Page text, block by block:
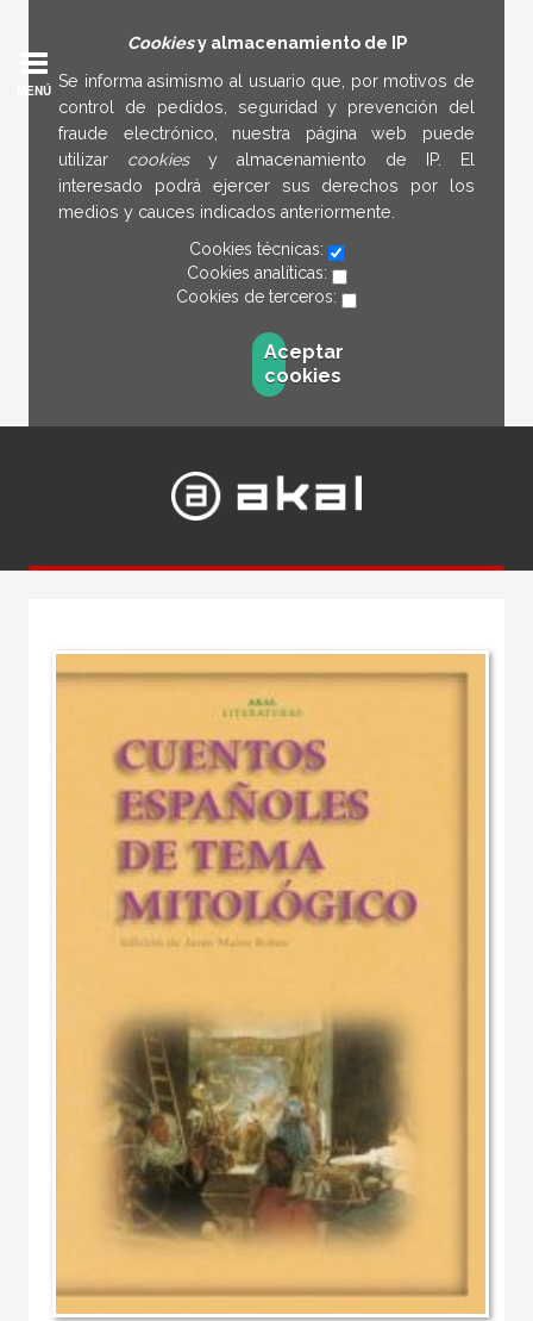
Cookiesy almacenamiento de IP
Se informa asimismo al usuario que, por motivos de
control de pedidos, seguridad y prevención del
fraude electrónico, nuestra página web puede
utilizar cookies y almacenamiento de IP. El
interesado podrá ejercer sus derechos por los
medios y cauces indicados anteriormente.
Cookies técnicas:
Cookies analíticas:
Cookies de terceros:
Aceptar
cookies
MENÚ